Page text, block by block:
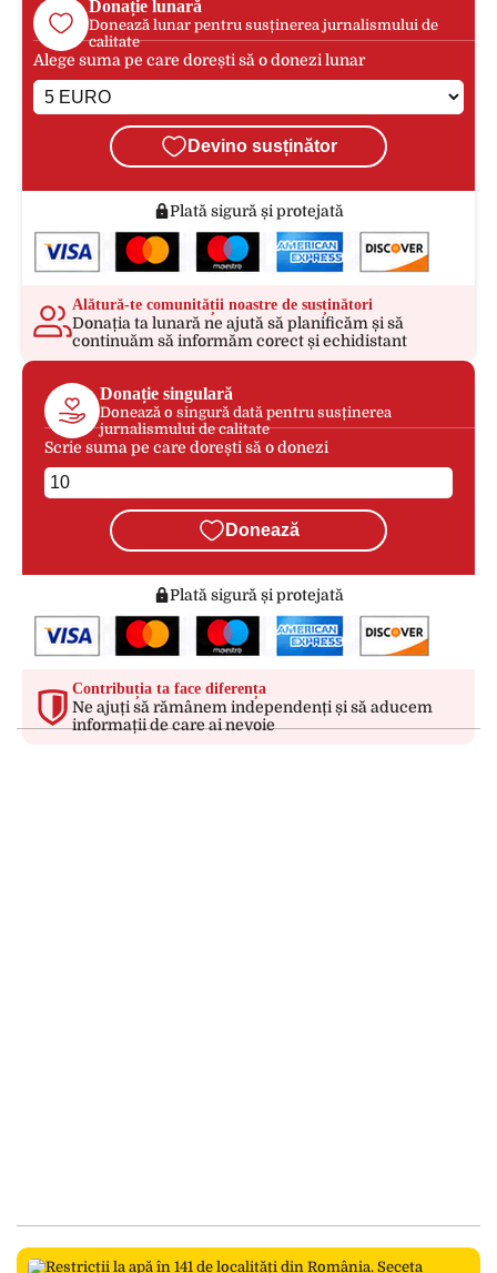
Donație lunară
Donează lunar pentru susținerea jurnalismului de
calitate
Alege suma pe care dorești să o donezi lunar
Devino susținător
Plată sigură și protejată
Alătură-te comunității noastre de susținători
Donația ta lunară ne ajută să planificăm și să
continuăm să informăm corect și echidistant
Donație singulară
Donează o singură dată pentru susținerea
jurnalismului de calitate
Scrie suma pe care dorești să o donezi
Donează
Plată sigură și protejată
Contribuția ta face diferența
Ne ajuți să rămânem independenți și să aducem
informații de care ai nevoie